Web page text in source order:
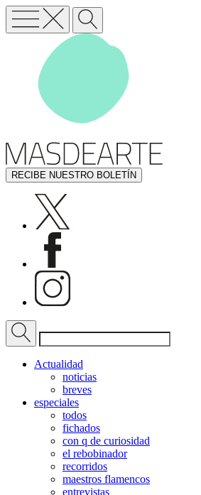
RECIBE NUESTRO BOLETÍN
Actualidad
noticias
breves
especiales
todos
fichados
con q de curiosidad
el rebobinador
recorridos
maestros flamencos
entrevistas